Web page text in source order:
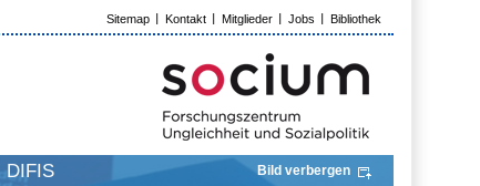
Sitemap Kontakt Mitglieder Jobs Bibliothek
DIFIS Bild verbergen